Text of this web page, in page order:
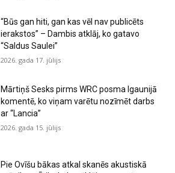
“Būs gan hiti, gan kas vēl nav publicēts
ierakstos” – Dambis atklāj, ko gatavo
“Saldus Saulei”
2026. gada 17. jūlijs
Mārtiņš Sesks pirms WRC posma Igaunijā
komentē, ko viņam varētu nozīmēt darbs
ar “Lancia”
2026. gada 15. jūlijs
Pie Ovīšu bākas atkal skanēs akustiskā